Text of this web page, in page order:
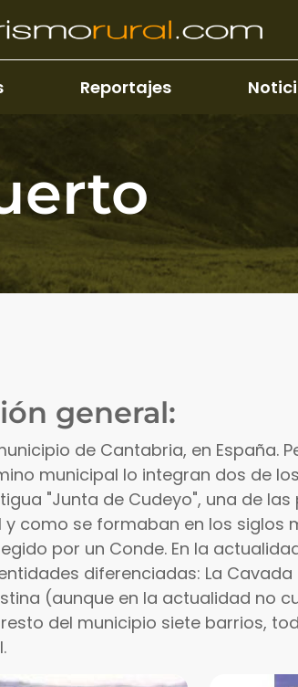
Reportajes
general:
de Cantabria, en España.
municipal lo integran dos de
"Junta de Cudeyo", una de
y como se formaban en los siglos
por un Conde. En la
diferenciadas: La
(aunque en la actualidad no
del municipio siete barrios,